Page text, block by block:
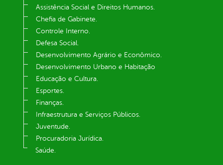
Assistência Social e Direitos Humanos.
Chefia de Gabinete.
Controle Interno.
Defesa Social.
Desenvolvimento Agrário e Econômico.
Desenvolvimento Urbano e Habitação
Educação e Cultura.
Esportes.
Finanças.
Infraestrutura e Serviços Públicos.
Juventude.
Procuradoria Jurídica.
Saúde.